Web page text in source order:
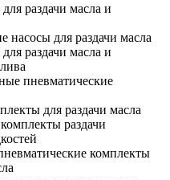
раздачи масла и
насосы для раздачи масла
раздачи масла и
пневматические
для раздачи масла
раздачи
комплекты